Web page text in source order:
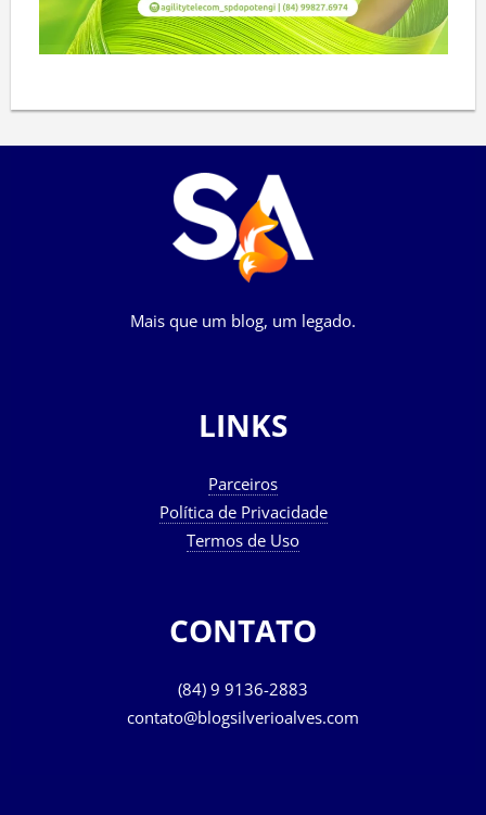
Mais que um blog, um legado.
LINKS
Parceiros
Política de Privacidade
Termos de Uso
CONTATO
(84) 9 9136-2883
contato@blogsilverioalves.com